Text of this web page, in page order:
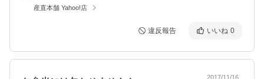
産直本舗 Yahoo!店
違反報告 いいね 0
2017/11/16